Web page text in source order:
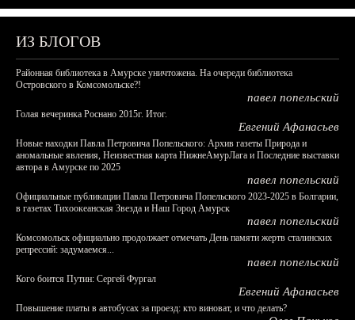
ИЗ БЛОГОВ
Районная библиотека в Амурске уничтожена. На очереди библиотека
Островского в Комсомольске?!
павел попельский
Голая вечеринка Роснано 2015г. Итог.
Евгений Афанасьев
Новые находки Павла Петровича Попельского: Архив газеты Природа и
аномальные явления, Неизвестная карта НижнеАмурЛага и Последние выставки
автора в Амурске по 2025
павел попельский
Официальные публикации Павла Петровича Попельского 2023-2025 в Болгарии,
в газетах Тихоокеанская Звезда и Наш Город Амурск
павел попельский
Комсомольск официально продолжает отмечать День памяти жертв сталинских
репрессий: задумаемся...
павел попельский
Кого боится Путин: Сергей Фургал
Евгений Афанасьев
Повышение платы в автобусах за проезд: кто виноват, и что делать?